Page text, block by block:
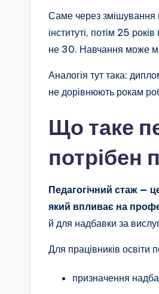
Саме через змішування
інституті, потім 25
не 30. Навчання може
Аналогія тут така:
не дорівнюють рокам
Що таке
потрібен
Педагогічний стаж —
який впливає на
й для надбавки за
Для працівників освіти
призначення